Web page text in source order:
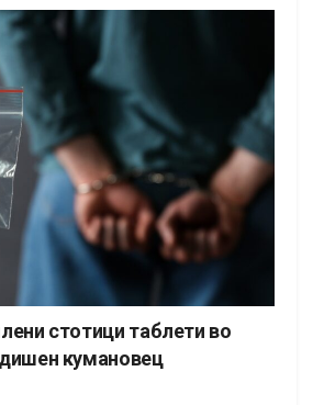
стотици таблети во
кумановец